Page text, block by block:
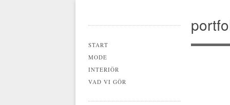
Main menu
START
MODE
INTERIÖR
VAD VI GÖR